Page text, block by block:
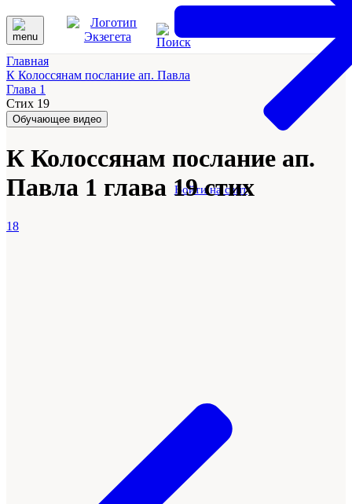
Войти на сайт
Главная
К Колоссянам послание ап. Павла
Глава 1
Стих 19
Обучающее видео
К Колоссянам послание ап.
Павла 1 глава 19 стих
18